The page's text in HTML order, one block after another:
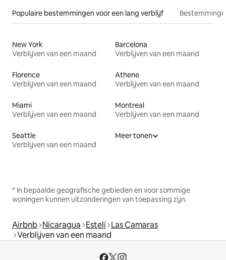
Populaire bestemmingen voor een lang verblijf
New York
Verblijven van een maand
Barcelona
Verblijven van een maand
Florence
Verblijven van een maand
Athene
Verblijven van een maand
Miami
Verblijven van een maand
Montreal
Verblijven van een maand
Seattle
Verblijven van een maand
Meer tonen
* In bepaalde geografische gebieden en voor sommige
woningen kunnen uitzonderingen van toepassing zijn.
Airbnb Nicaragua Estelí Las Camaras
Verblijven van een maand